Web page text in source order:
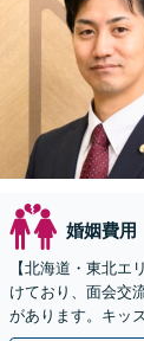
婚姻費用
【北海道・東北
けており、面会交
があります。キッ